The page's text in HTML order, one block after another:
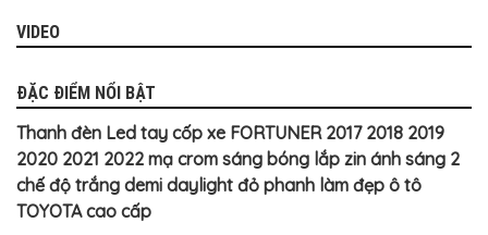
ĐỒ
CHƠI
MÁY
DECAL
Ô
TÔ
ISUZU
VIDEO
ĐẶC ĐIỂM NỔI BẬT
Thanh đèn Led tay cốp xe FORTUNER 2017 2018 2019
2020 2021 2022 mạ crom sáng bóng lắp zin ánh sáng 2
chế độ trắng demi daylight đỏ phanh làm đẹp ô tô
TOYOTA cao cấp